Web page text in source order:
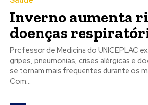
Inverno aumenta
doenças
Professor de Medicina do UNICEPLAC
gripes, pneumonias, crises alérgicas e
se tornam mais frequentes durante os
Com...